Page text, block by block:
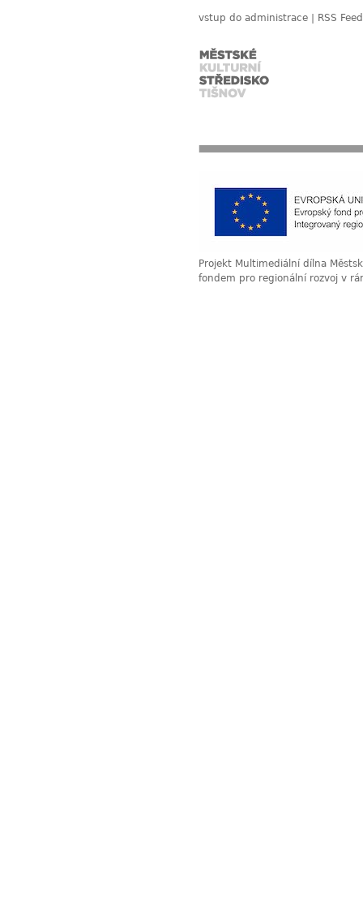
vstup do administrace RSS Feed
Projekt Multimediální dílna
fondem pro regionální rozvoj v